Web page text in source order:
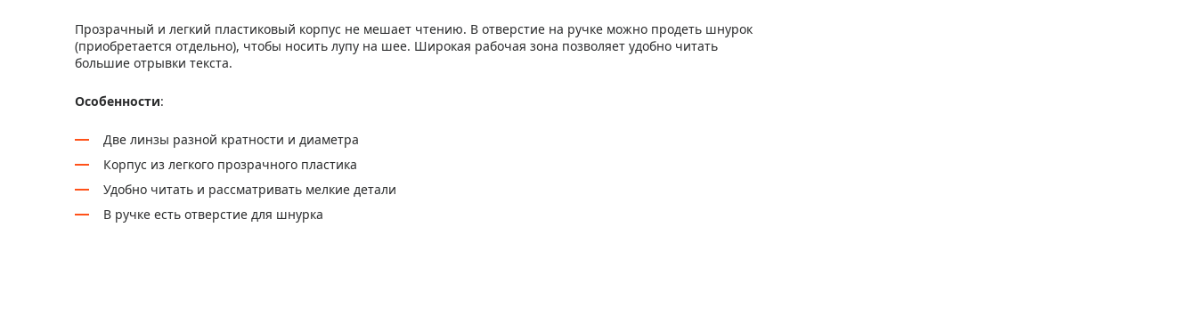
Прозрачный и легкий пластиковый корпус не мешает чтению. В отверстие на ручке можно продеть шнурок
(приобретается отдельно), чтобы носить лупу на шее. Широкая рабочая зона позволяет удобно читать
большие отрывки текста.
Особенности:
Две линзы разной кратности и диаметра
Корпус из легкого прозрачного пластика
Удобно читать и рассматривать мелкие детали
В ручке есть отверстие для шнурка